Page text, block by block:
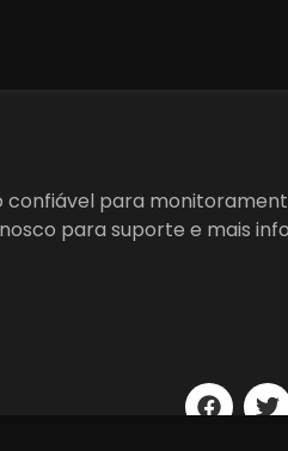
confiável para
para suporte e mais